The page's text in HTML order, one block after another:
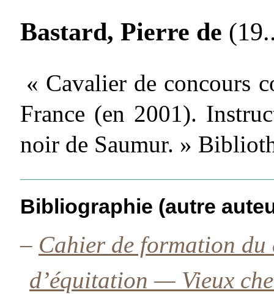
Bastard, Pierre de
« Cavalier de concours
France (en 2001).
noir de Saumur. »
Bibliographie (autre
– Cahier de formation du
d’équitation — Vieux